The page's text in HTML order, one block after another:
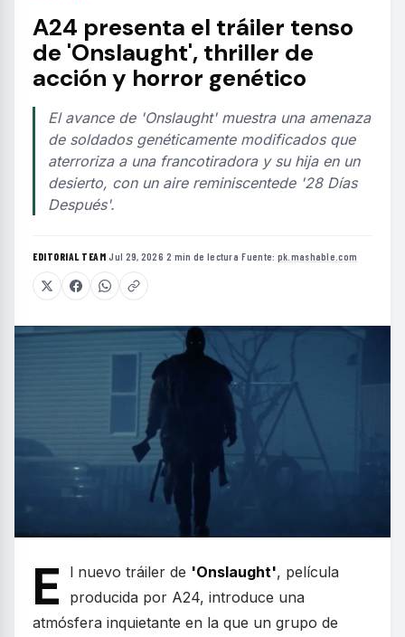
A24 presenta el tráiler tenso
de 'Onslaught', thriller de
acción y horror genético
El avance de 'Onslaught' muestra una amenaza
de soldados genéticamente modificados que
aterroriza a una francotiradora y su hija en un
desierto, con un aire reminiscentede '28 Días
Después'.
EDITORIAL TEAM·Jul 29, 2026·2 min de lectura·Fuente: pk.mashable.com
E l nuevo tráiler de 'Onslaught', película
producida por A24, introduce una
atmósfera inquietante en la que un grupo de